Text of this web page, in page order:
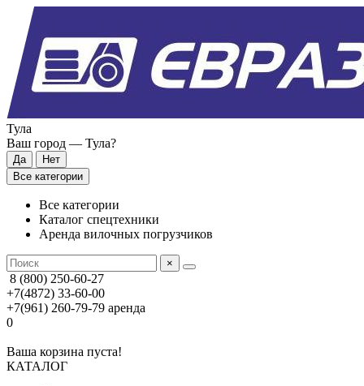
Тула
Ваш город — Тула?
Все категории
Все категории
Каталог спецтехники
Аренда вилочных погрузчиков
×
8 (800) 250-60-27
+7(4872) 33-60-00
+7(961) 260-79-79 аренда
0
Ваша корзина пуста!
КАТАЛОГ